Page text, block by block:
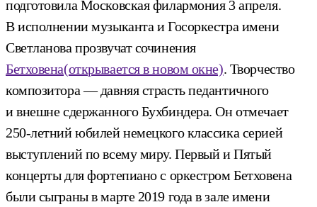
подготовила Московская филармония 3 апреля.
В исполнении музыканта и Госоркестра имени
Светланова прозвучат сочинения
Бетховена(открывается в новом окне). Творчество
композитора — давняя страсть педантичного
и внешне сдержанного Бухбиндера. Он отмечает
250-летний юбилей немецкого классика серией
выступлений по всему миру. Первый и Пятый
концерты для фортепиано с оркестром Бетховена
были сыграны в марте 2019 года в зале имени